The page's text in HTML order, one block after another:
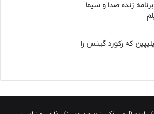
زنده صدا و سیما
۶ متری فیلیپین که رکورد گینس را